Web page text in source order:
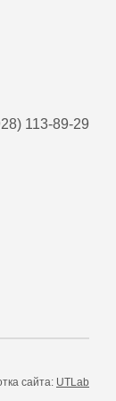
113-89-29
сайта: UTLab